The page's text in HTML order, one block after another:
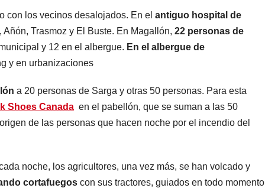
con los vecinos desalojados. En el antiguo hospital de
Trasmoz y El Buste. En Magallón, 22 personas de
y 12 en el albergue. En el albergue de
y en urbanizaciones
a 20 personas de Sarga y otras 50 personas. Para esta
Shoes Canada en el pabellón, que se suman a las 50
de las personas que hacen noche por el incendio del
noche, los agricultores, una vez más, se han volcado y
cortafuegos con sus tractores, guiados en todo momento